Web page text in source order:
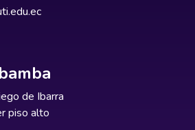
de Ibarra
piso alto